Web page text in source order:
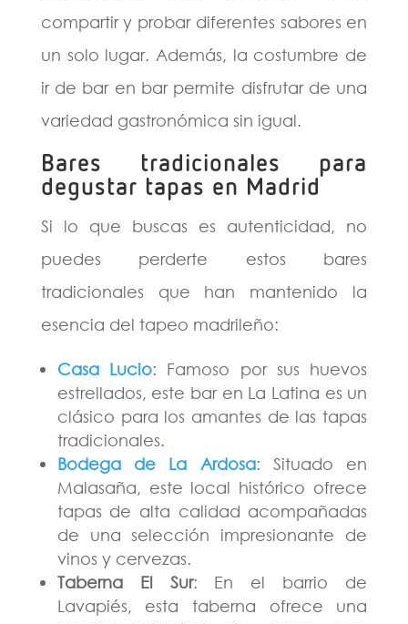
compartir y probar diferentes sabores en
un solo lugar. Además, la costumbre de
ir de bar en bar permite disfrutar de una
variedad gastronómica sin igual.
Bares tradicionales para
degustar tapas en Madrid
Si lo que buscas es autenticidad, no
puedes perderte estos bares
tradicionales que han mantenido la
esencia del tapeo madrileño:
Casa Lucio: Famoso por sus huevos
estrellados, este bar en La Latina es un
clásico para los amantes de las tapas
tradicionales.
Bodega de La Ardosa: Situado en
Malasaña, este local histórico ofrece
tapas de alta calidad acompañadas
de una selección impresionante de
vinos y cervezas.
Taberna El Sur: En el barrio de
Lavapiés, esta taberna ofrece una